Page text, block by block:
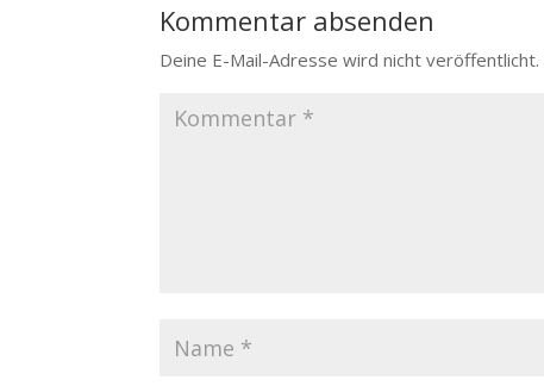
Kommentar absenden
Deine E-Mail-Adresse wird nicht veröffentlicht.